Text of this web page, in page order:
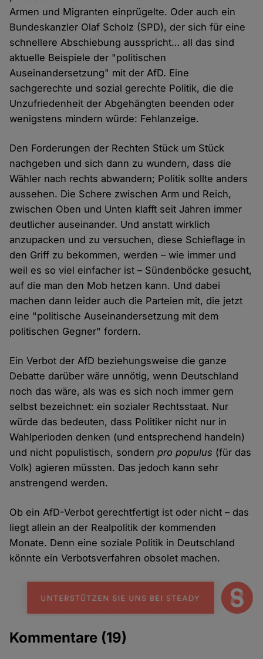
Armen und Migranten einprügelte. Oder auch ein
Bundeskanzler Olaf Scholz (SPD), der sich für eine
schnellere Abschiebung ausspricht… all das sind
aktuelle Beispiele der "politischen
Auseinandersetzung" mit der AfD. Eine
sachgerechte und sozial gerechte Politik, die die
Unzufriedenheit der Abgehängten beenden oder
wenigstens mindern würde: Fehlanzeige.
Den Forderungen der Rechten Stück um Stück
nachgeben und sich dann zu wundern, dass die
Wähler nach rechts abwandern; Politik sollte anders
aussehen. Die Schere zwischen Arm und Reich,
zwischen Oben und Unten klafft seit Jahren immer
deutlicher auseinander. Und anstatt wirklich
anzupacken und zu versuchen, diese Schieflage in
den Griff zu bekommen, werden – wie immer und
weil es so viel einfacher ist – Sündenböcke gesucht,
auf die man den Mob hetzen kann. Und dabei
machen dann leider auch die Parteien mit, die jetzt
eine "politische Auseinandersetzung mit dem
politischen Gegner" fordern.
Ein Verbot der AfD beziehungsweise die ganze
Debatte darüber wäre unnötig, wenn Deutschland
noch das wäre, als was es sich noch immer gern
selbst bezeichnet: ein sozialer Rechtsstaat. Nur
würde das bedeuten, dass Politiker nicht nur in
Wahlperioden denken (und entsprechend handeln)
und nicht populistisch, sondernpro populus (für das
Volk) agieren müssten. Das jedoch kann sehr
anstrengend werden.
Ob ein AfD-Verbot gerechtfertigt ist oder nicht – das
liegt allein an der Realpolitik der kommenden
Monate. Denn eine soziale Politik in Deutschland
könnte ein Verbotsverfahren obsolet machen.
Kommentare (19)